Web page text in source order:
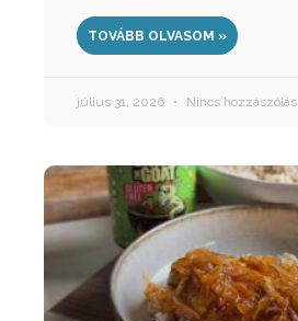
TOVÁBB OLVASOM »
július 31, 2026 Nincs hozzászólás